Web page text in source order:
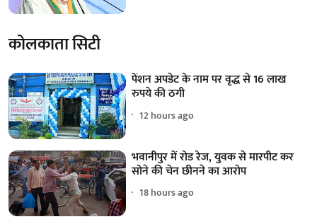
कोलकाता सिटी
पेंशन अपडेट के नाम पर वृद्ध से 16 लाख
रुपये की ठगी
12 hours ago
भवानीपुर में रोड रेज, युवक से मारपीट कर
सोने की चेन छीनने का आरोप
18 hours ago